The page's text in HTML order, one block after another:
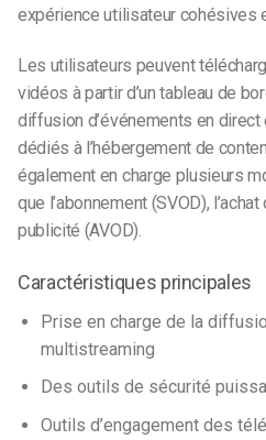
expérience utilisateur cohésives
Les utilisateurs peuvent
vidéos à partir d’un tableau de
diffusion d’événements en
dédiés à l’hébergement de
également en charge plusieurs
que l’abonnement (SVOD),
publicité (AVOD).
Caractéristiques principales
Prise en charge de la
multistreaming
Des outils de sécurité
Outils d’engagement des